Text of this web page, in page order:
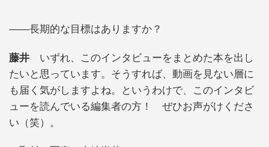
――長期的な目標はありますか？
藤井 いずれ、このインタビューをまとめた本を出し
たいと思っています。そうすれば、動画を見ない層に
も届く気がしますよね。というわけで、このインタビ
ューを読んでいる編集者の方！ ぜひお声がけくださ
い（笑）。